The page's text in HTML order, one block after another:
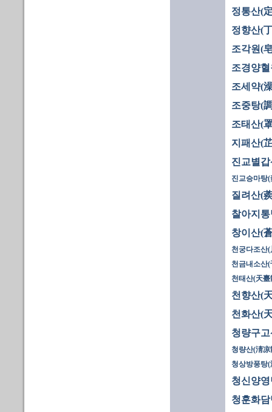
정통산(
정향산(
조각원(
조경양
조세약(
조중탕(
조태산(
지패산(
진교별
진교승마탕
질려산(
찰아지
창이산(
천궁다조산
천금내소산
천태산(天臺
천향산(
천화산(
청량구
청량산(淸
청상방풍탕
청신양
청훈화